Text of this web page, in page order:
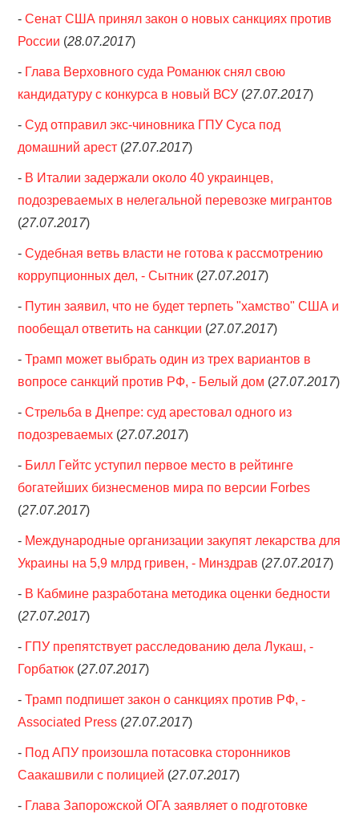
-Сенат США принял закон о новых санкциях против
России (28.07.2017)
- Глава Верховного суда Романюк снял свою
кандидатуру с конкурса в новый ВСУ (27.07.2017)
-Суд отправил экс-чиновника ГПУ Суса под
домашний арест (27.07.2017)
- В Италии задержали около 40 украинцев,
подозреваемых в нелегальной перевозке мигрантов
(27.07.2017)
-Судебная ветвь власти не готова к рассмотрению
коррупционных дел, - Сытник (27.07.2017)
- Путин заявил, что не будет терпеть "хамство" США и
пообещал ответить на санкции (27.07.2017)
-Трамп может выбрать один из трех вариантов в
вопросе санкций против РФ, - Белый дом (27.07.2017)
-Стрельба в Днепре: суд арестовал одного из
подозреваемых (27.07.2017)
- Билл Гейтс уступил первое место в рейтинге
богатейших бизнесменов мира по версии Forbes
(27.07.2017)
- Международные организации закупят лекарства для
Украины на 5,9 млрд гривен, - Минздрав (27.07.2017)
- В Кабмине разработана методика оценки бедности
(27.07.2017)
- ГПУ препятствует расследованию дела Лукаш, -
Горбатюк (27.07.2017)
-Трамп подпишет закон о санкциях против РФ, -
Associated Press (27.07.2017)
- Под АПУ произошла потасовка сторонников
Саакашвили с полицией (27.07.2017)
- Глава Запорожской ОГА заявляет о подготовке